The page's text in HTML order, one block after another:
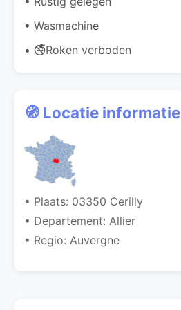
• Wasmachine
• 🚭Roken verboden
🧭 Locatie informatie
• Plaats: 03350 Cerilly
• Departement: Allier
• Regio: Auvergne